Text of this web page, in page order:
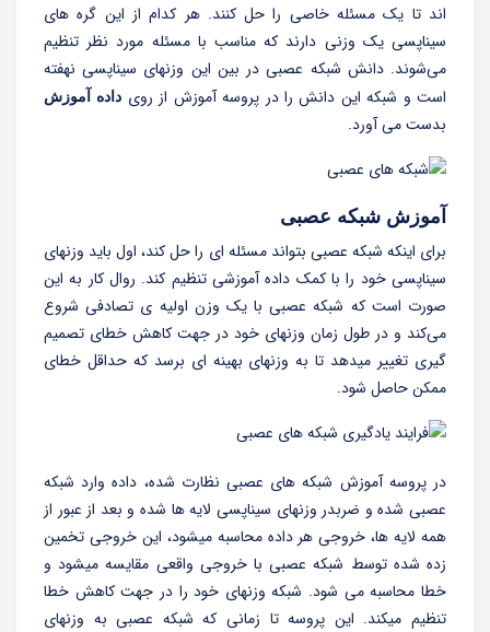
اند تا یک مسئله خاصی را حل کنند. هر کدام از این گره های
سیناپسی یک وزنی دارند که مناسب با مسئله مورد نظر تنظیم
می‌شوند. دانش شبکه عصبی در بین این وزنهای سیناپسی نهفته
است و شبکه این دانش را در پروسه آموزش از روی داده آموزش
بدست می آورد.
آموزش شبکه عصبی
برای اینکه شبکه عصبی بتواند مسئله ای را حل کند، اول باید وزنهای
سیناپسی خود را با کمک داده آموزشی تنظیم کند. روال کار به این
صورت است که شبکه عصبی با یک وزن اولیه ی تصادفی شروع
می‌کند و در طول زمان وزنهای خود در جهت کاهش خطای تصمیم
گیری تغییر میدهد تا به وزنهای بهینه ای برسد که حداقل خطای
ممکن حاصل شود.
در پروسه آموزش شبکه های عصبی نظارت شده، داده وارد شبکه
عصبی شده و ضربدر وزنهای سیناپسی لایه ها شده و بعد از عبور از
همه لایه ها، خروجی هر داده محاسبه میشود، این خروجی تخمین
زده شده توسط شبکه عصبی با خروجی واقعی مقایسه میشود و
خطا محاسبه می شود. شبکه وزنهای خود را در جهت کاهش خطا
تنظیم میکند. این پروسه تا زمانی که شبکه عصبی به وزنهای